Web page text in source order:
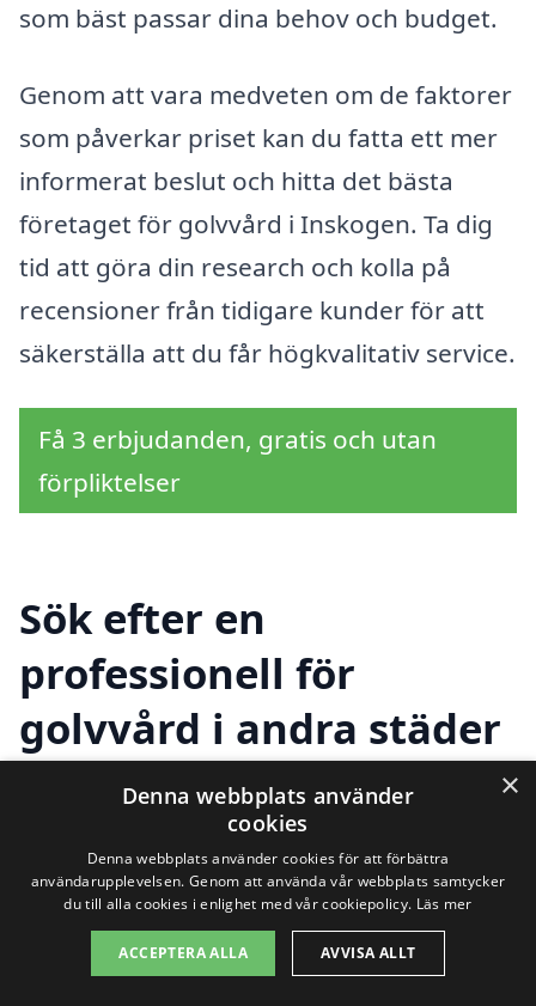
som bäst passar dina behov och budget.
Genom att vara medveten om de faktorer
som påverkar priset kan du fatta ett mer
informerat beslut och hitta det bästa
företaget för golvvård i Inskogen. Ta dig
tid att göra din research och kolla på
recensioner från tidigare kunder för att
säkerställa att du får högkvalitativ service.
Få 3 erbjudanden, gratis och utan
förpliktelser
Sök efter en
professionell för
golvvård i andra städer
nära Inskogen
Om du letar efter golvvård i Inskogen, är
det en bra idé att också utforska
alternativen i de närliggande städerna.
×
Denna webbplats använder
cookies
Denna webbplats använder cookies för att förbättra
användarupplevelsen. Genom att använda vår webbplats samtycker
du till alla cookies i enlighet med vår cookiepolicy. Läs mer
ACCEPTERA ALLA AVVISA ALLT